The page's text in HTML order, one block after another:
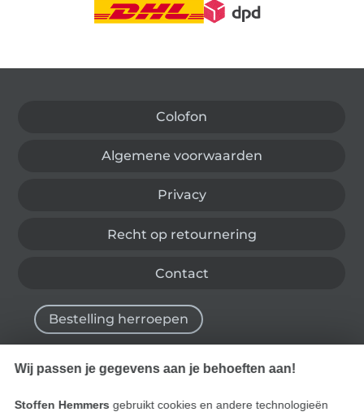
Colofon
Algemene voorwaarden
Privacy
Recht op retournering
Contact
Bestelling herroepen
Wij passen je gegevens aan je behoeften aan!
Stoffen Hemmers gebruikt cookies en andere technologieën